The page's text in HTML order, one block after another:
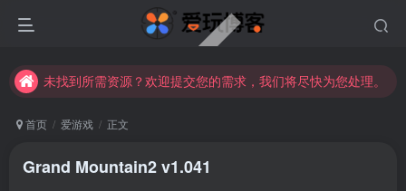
未找到所需资源？欢迎提交您的需求，我们将尽快为您处理。
苹果手机用户没有巨魔商店的点击此处获取保姆级安装教程
未找到所需资源？欢迎提交您的需求，我们将尽快为您处理。
首页 爱游戏 正文
Grand Mountain2 v1.041